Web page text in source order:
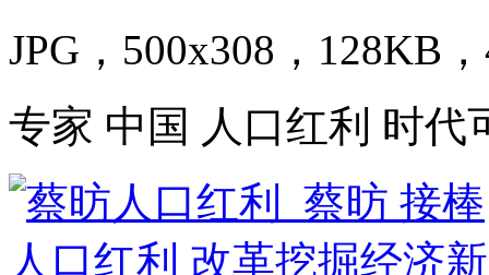
JPG，500x308，128KB
专家 中国 人口红利 时代